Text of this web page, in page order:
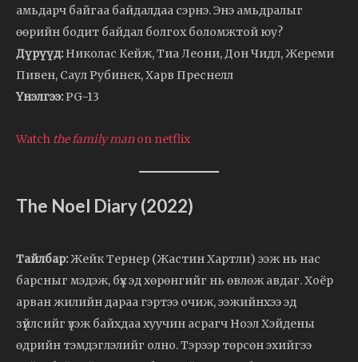
амьдарч байгаа байдалдаа сэрнэ. Энэ амьдралыг
өөрийн бодит байдал болгох боломжтой юу?
Дүрүүд: Николас Кейж, Тиа Леони, Дон Чидл, Жереми
Пивен, Саул Рубинек, Харв Преснелл
Үнэлгээ: PG-13
Watch the family manon netflix
The Noel Diary (2022)
Тайлбар:Жейк Тернер (Жастин Хартли) ээж нь нас
барсныг мэдэж, бүх эд хөрөнгийг нь өвлөж авдаг. Хоёр
арван жилийн дараа гэртээ очиж, ээжийнхээ эд
зүйлсийг үзэж байхдаа хуучин асрагч Ноэл Хэйдены
өдрийн тэмдэглэлийг олно. Тэрээр төрсөн эхийгээ